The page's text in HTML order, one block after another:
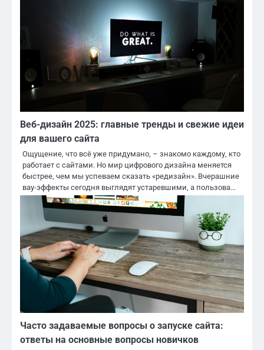
Веб-дизайн 2025: главные тренды и свежие идеи
для вашего сайта
Ощущение, что всё уже придумано, – знакомо каждому, кто
работает с сайтами. Но мир цифрового дизайна меняется
быстрее, чем мы успеваем сказать «редизайн». Вчерашние
вау-эффекты сегодня выглядят устаревшими, а пользова…
Часто задаваемые вопросы о запуске сайта:
ответы на основные вопросы новичков